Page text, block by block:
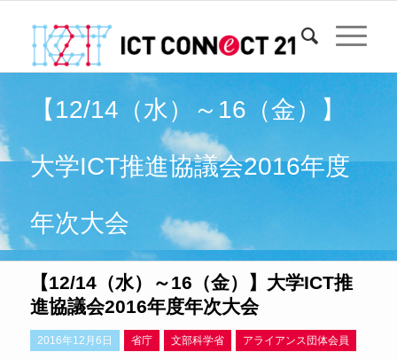
【12/14（水）～16（金）】
大学ICT推進協議会2016年度
年次大会
【12/14（水）～16（金）】大学ICT推
進協議会2016年度年次大会
2016年12月6日 省庁 文部科学省 アライアンス団体会員